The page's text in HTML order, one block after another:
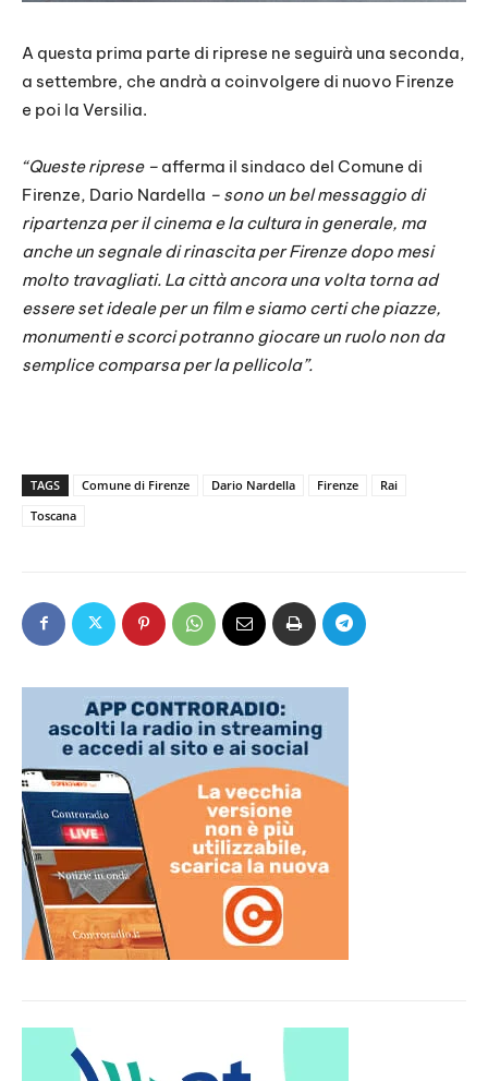
A questa prima parte di riprese ne seguirà una seconda,
a settembre, che andrà a coinvolgere di nuovo Firenze
e poi la Versilia.
“Queste riprese – afferma il sindaco del Comune di
Firenze, Dario Nardella – sono un bel messaggio di
ripartenza per il cinema e la cultura in generale, ma
anche un segnale di rinascita per Firenze dopo mesi
molto travagliati. La città ancora una volta torna ad
essere set ideale per un film e siamo certi che piazze,
monumenti e scorci potranno giocare un ruolo non da
semplice comparsa per la pellicola”.
TAGS Comune di Firenze Dario Nardella Firenze
Rai
Toscana